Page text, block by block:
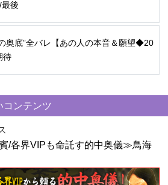
後
奥底”全バレ【あの人の本音＆願望◆20
待
コンテンツ
/各界VIPも命託す的中奥儀≫鳥海